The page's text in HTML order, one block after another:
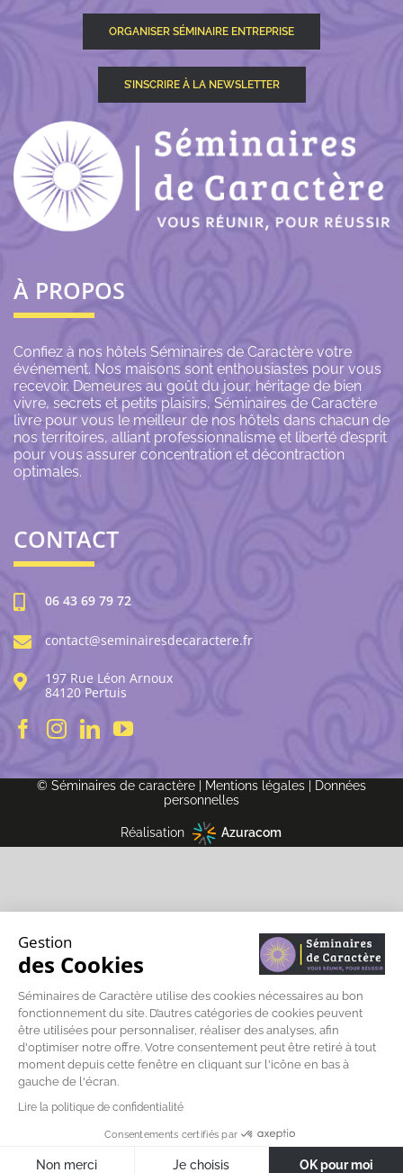
ORGANISER SÉMINAIRE ENTREPRISE
S’INSCRIRE À LA NEWSLETTER
À PROPOS
Confiez à nos hôtels Séminaires de Caractère votre
événement. Nos maisons sont enthousiastes pour vous
recevoir. Demeures au goût du jour, héritage de bien
vivre, secrets et petits plaisirs, Séminaires de Caractère
livre pour vous le meilleur de nos hôtels dans chacun de
nos territoires, alliant professionnalisme et liberté d’esprit
pour vous assurer concentration et décontraction
optimales.
CONTACT
06 43 69 79 72
contact@seminairesdecaractere.fr
197 Rue Léon Arnoux
84120 Pertuis
© Séminaires de caractère | Mentions légales
Données
personnelles
Réalisation Azuracom
Gestion
des Cookies
Séminaires de Caractère utilise des cookies nécessaires au bon
fonctionnement du site. D’autres catégories de cookies peuvent
être utilisées pour personnaliser, réaliser des analyses, afin
d'optimiser notre offre. Votre consentement peut être retiré à tout
moment depuis cette fenêtre en cliquant sur l'icône en bas à
gauche de l'écran.
Lire la politique de confidentialité
Consentements certifiés par
Non merci Je choisis OK pour moi